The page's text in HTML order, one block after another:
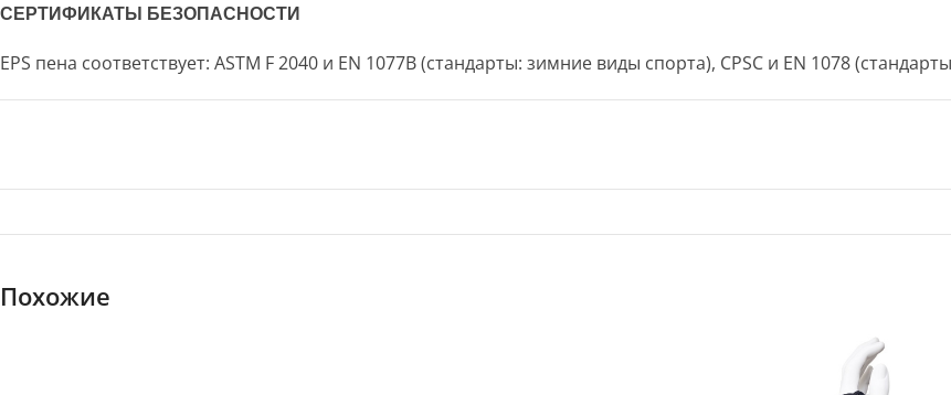
СЕРТИФИКАТЫ БЕЗОПАСНОСТИ
EPS пена соответствует: ASTM F 2040 и EN 1077B (стандарты: зимние виды спорта), CPSC и EN 1078
Похожие